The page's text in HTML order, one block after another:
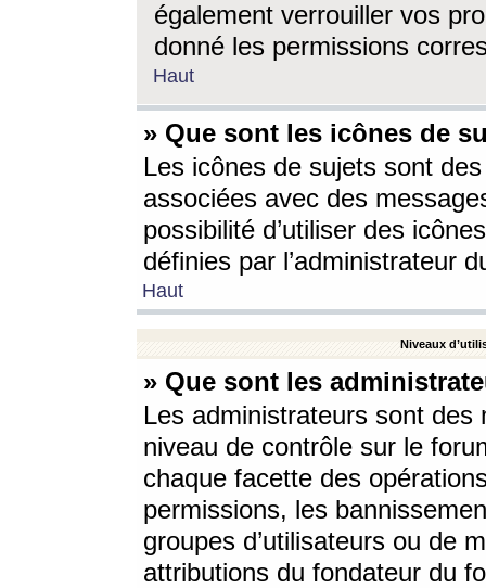
également verrouiller vos
donné les permissions
Haut
» Que sont les icônes de
Les icônes de sujets sont
associées avec des
possibilité d’utiliser des
définies par l’administrateur
Haut
Niveaux
» Que sont les
Les administrateurs sont
niveau de contrôle sur le
chaque facette des
permissions, les
groupes d’utilisateurs ou de
attributions du fondateur du